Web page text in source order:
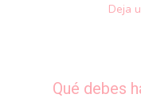
Deja
Qué debes